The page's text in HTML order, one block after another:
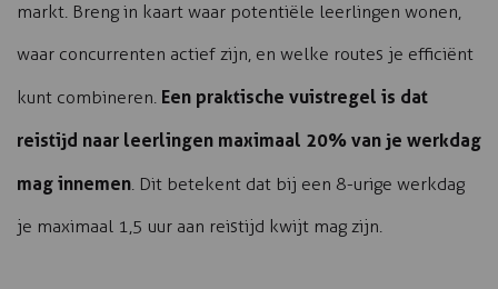
markt. Breng in kaart waar potentiële leerlingen wonen,
waar concurrenten actief zijn, en welke routes je efficiënt
kunt combineren. Een praktische vuistregel is dat
reistijd naar leerlingen maximaal 20% van je werkdag
mag innemen. Dit betekent dat bij een 8-urige werkdag
je maximaal 1,5 uur aan reistijd kwijt mag zijn.